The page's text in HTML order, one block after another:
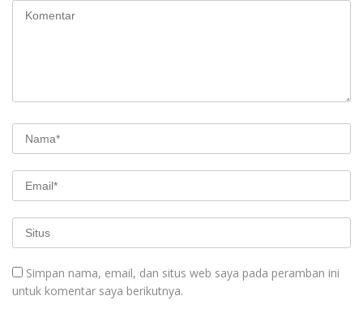
Simpan nama, email, dan situs web saya pada peramban ini
untuk komentar saya berikutnya.